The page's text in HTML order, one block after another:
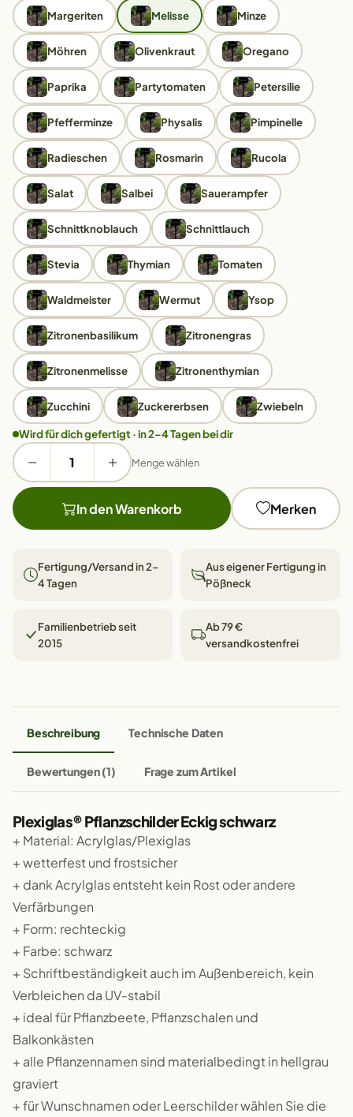
Margeriten Melisse Minze
Möhren Olivenkraut Oregano
Paprika Partytomaten Petersilie
Pfefferminze Physalis Pimpinelle
Radieschen Rosmarin Rucola
Salat Salbei Sauerampfer
Schnittknoblauch Schnittlauch
Stevia Thymian Tomaten
Waldmeister Wermut Ysop
Zitronenbasilikum Zitronengras
Zitronenmelisse Zitronenthymian
Zucchini Zuckererbsen Zwiebeln
Wird für dich gefertigt · in 2–4 Tagen bei dir
Menge wählen
In den Warenkorb Merken
Fertigung/Versand in 2–
4 Tagen
Aus eigener Fertigung in
Pößneck
Familienbetrieb seit
2015
Ab 79 €
versandkostenfrei
Beschreibung Technische Daten
Bewertungen (1) Frage zum Artikel
Plexiglas® Pflanzschilder Eckig schwarz
+ Material: Acrylglas/Plexiglas
+ wetterfest und frostsicher
+ dank Acrylglas entsteht kein Rost oder andere
Verfärbungen
+ Form: rechteckig
+ Farbe: schwarz
+ Schriftbeständigkeit auch im Außenbereich, kein
Verbleichen da UV-stabil
+ ideal für Pflanzbeete, Pflanzschalen und
Balkonkästen
+ alle Pflanzennamen sind materialbedingt in hellgrau
graviert
+ für Wunschnamen oder Leerschilder wählen Sie die